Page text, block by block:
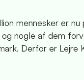
mennesker er
og nogle af dem
Derfor er Lejre